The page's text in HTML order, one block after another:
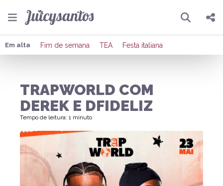
Pesquisar
Compartilhar
Publicar no X
Em alta Fim de semana TEA Festa italiana
TRAPWORLD COM
DEREK E DFIDELIZ
Tempo de leitura: 1 minuto